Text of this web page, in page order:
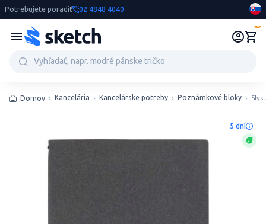
Potrebujete poradiť 02 4848 4040
Domov Kancelária Kancelárske potreby Poznámkové bloky
5 dní